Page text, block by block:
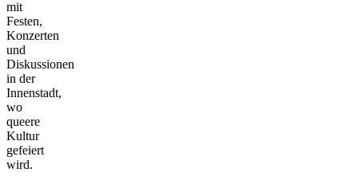
mit
Festen,
Konzerten
und
Diskussionen
in der
Innenstadt,
wo
queere
Kultur
gefeiert
wird.